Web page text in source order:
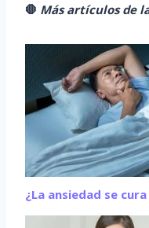
🛑 Más artículos de
¿La ansiedad se